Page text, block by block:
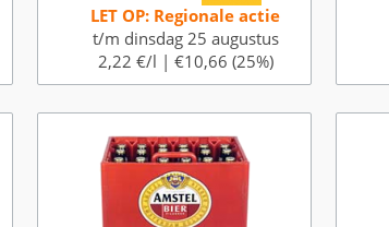
LET OP: Regionale actie
t/m dinsdag 25 augustus
2,22 €/l | €10,66 (25%)